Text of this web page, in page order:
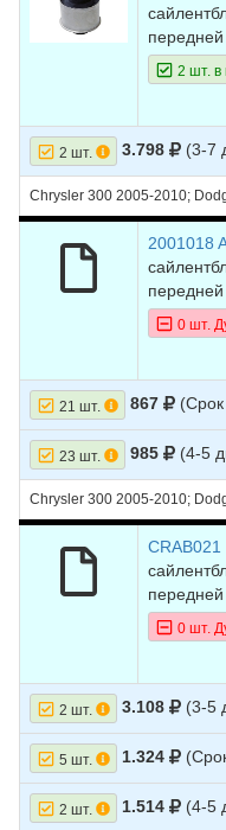
CHRYSLER 300
300
18 CHRYSLER
19 CHRYSLER 300
20 CHRYSLER 300
CHRYSLER
CHRYSLER 300
300
24 CHRYSLER 300
25 DODGE
26 DODGE
27 DODGE
32 DODGE
33 DODGE
34 DODGE
35 DODGE
2 шт. в
2 шт. 3.798 (3-7
Chrysler 300 2005-2010;
2001018
передней
0 шт.
21 шт. 867
23 шт. 985 (4-5
Chrysler 300 2005-2010;
CRAB021
0 шт.
2 шт. 3.108 (3-5
5 шт. 1.324
2 шт. 1.514 (4-5